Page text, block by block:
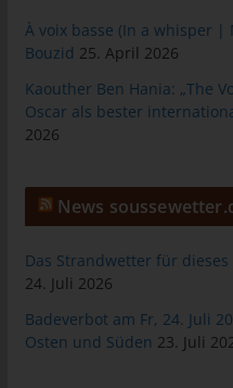
À voix basse (In a whisper |
Bouzid 25. April 2026
Kaouther Ben Hania: „The
Oscar als bester
2026
News
Das Strandwetter für dieses
24. Juli 2026
Badeverbot am Fr, 24. Juli
Osten und Süden 23. Juli
wiedererkannt und identifiziert
Durch den Einsatz von
Internetseite
die Cookie-Setzung nicht
Mittels eines Cookies können
werden. Cookies ermöglichen
Benutzer unserer
Internetseite zu erleichtern.
Cookies verwendet, muss
weil dies von der Internetseite
Computersystem des